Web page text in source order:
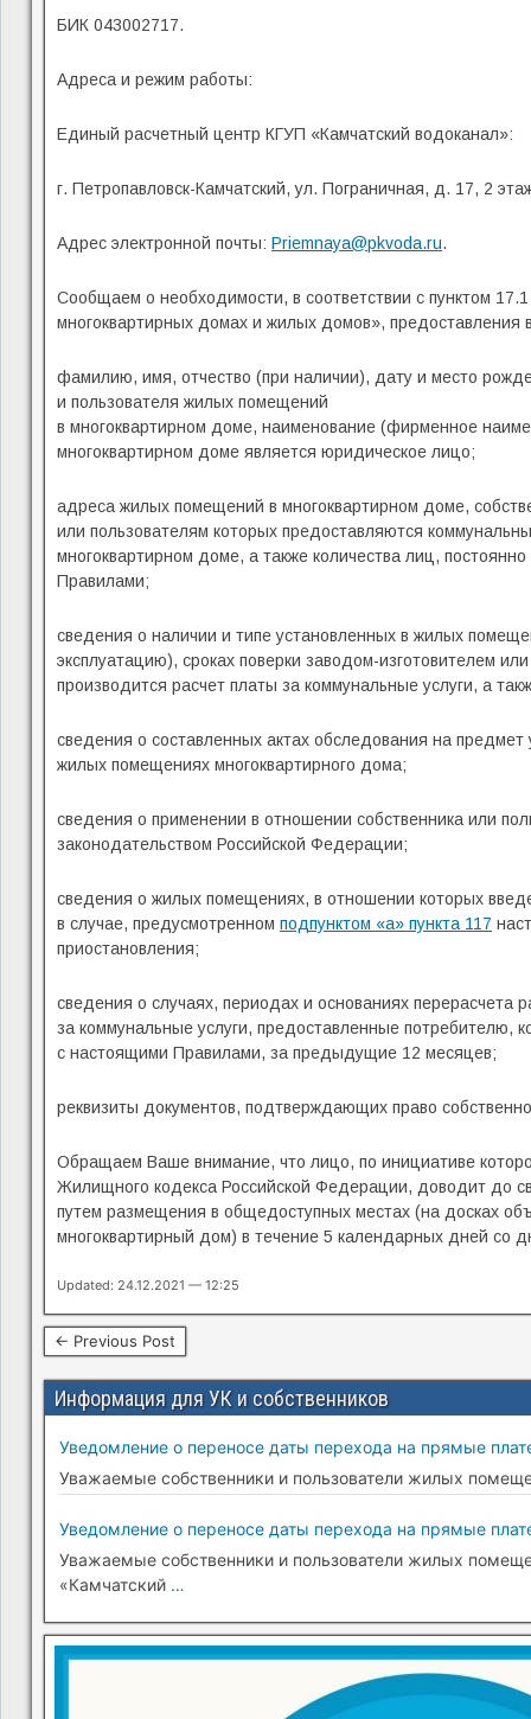
БИК 043002717.
Адреса и режим работы:
Единый расчетный центр КГУП «Камчатский водоканал»:
г. Петропавловск-Камчатский, ул. Пограничная, д. 17, 2
Адрес электронной почты: Priemnaya@pkvoda.ru.
Сообщаем о необходимости, в соответствии с пунктом
многоквартирных домах и жилых домов»,
фамилию, имя, отчество (при наличии), дату и место
и пользователя жилых помещений
в многоквартирном доме, наименование (фирменное
многоквартирном доме является юридическое лицо;
адреса жилых помещений в многоквартирном доме,
или пользователям которых предоставляются
многоквартирном доме, а также количества лиц,
Правилами;
сведения о наличии и типе установленных в жилых
эксплуатацию), сроках поверки заводом-изготовителем
производится расчет платы за коммунальные услуги, а
сведения о составленных актах обследования на
жилых помещениях многоквартирного дома;
сведения о применении в отношении собственника или
законодательством Российской Федерации;
сведения о жилых помещениях, в отношении которых
в случае, предусмотренном подпунктом «а» пункта 117
приостановления;
сведения о случаях, периодах и основаниях перерасчета
за коммунальные услуги, предоставленные потребителю,
с настоящими Правилами, за предыдущие 12 месяцев;
реквизиты документов, подтверждающих право
Обращаем Ваше внимание, что лицо, по инициативе
Жилищного кодекса Российской Федерации, доводит до
путем размещения в общедоступных местах (на досках
многоквартирный дом) в течение 5 календарных дней со
Updated: 24.12.2021 — 12:25
← Previous Post
Информация для УК и собственников
Уведомление о переносе даты перехода на прямые
Уважаемые собственники и пользователи жилых
Уведомление о переносе даты перехода на прямые
Уважаемые собственники и пользователи жилых
«Камчатский …